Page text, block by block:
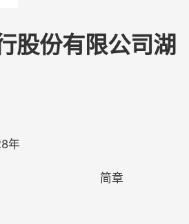
股份有限公司湖
年
简章